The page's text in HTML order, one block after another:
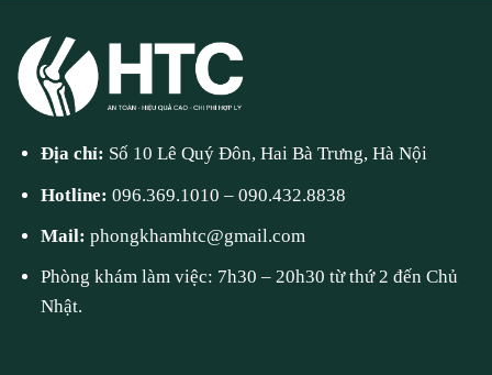
Địa chỉ: Số 10 Lê Quý Đôn, Hai Bà Trưng, Hà Nội
Hotline:096.369.1010 –090.432.8838
Mail:phongkhamhtc@gmail.com
Phòng khám làm việc: 7h30 – 20h30 từ thứ 2 đến Chủ
Nhật.